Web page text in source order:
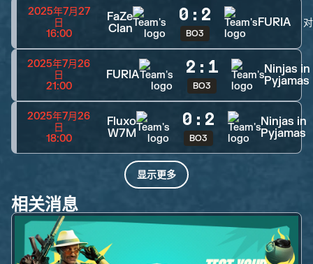
2025年7月27
日
16:00
FaZe
Clan
0 : 2
BO3
FURIA
2025年7月26
日
21:00
FURIA 2 : 1
BO3
Ninjas in
Pyjamas
2025年7月26
日
18:00
Fluxo
W7M
0 : 2
BO3
Ninjas in
Pyjamas
显示更多
相关消息